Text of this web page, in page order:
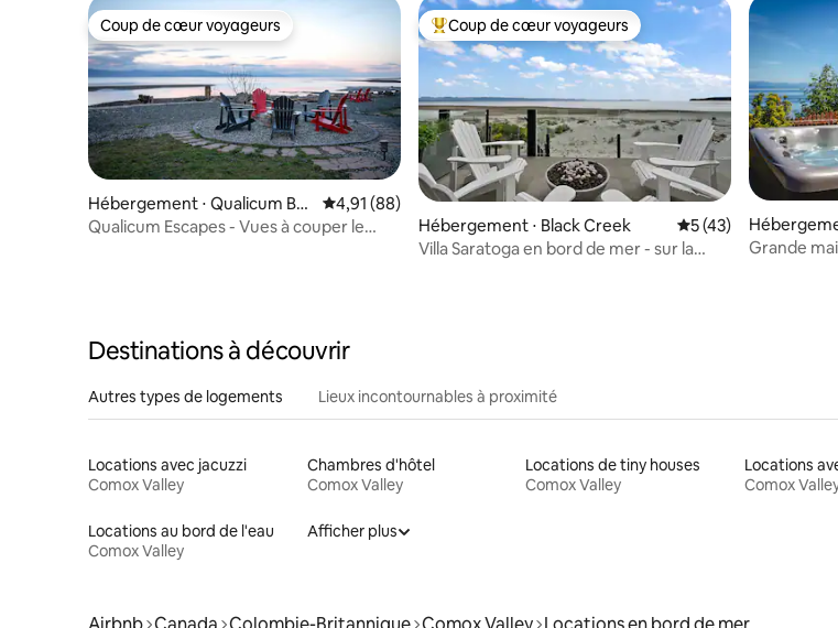
Coup de cœur voyageurs
Coup de cœur voyageurs
Hébergement ⋅ Qualicum Be
ach
Évaluation moyenne sur la base de 88 commentaires : 4,91 sur 5
4,91 (88)
Qualicum Escapes - Vues à couper le
Coups de cœur voyageurs les plus appréciés
Coup de cœur voyageurs
Hébergement ⋅ Black Creek Évaluation moyenne
5 (43)
Villa Saratoga en bord de mer - sur la
er
Grande
Destinations à découvrir
Autres types de logements Lieux incontournables à proximité
Locations avec jacuzzi
Comox Valley
Chambres d'hôtel
Comox Valley
Locations de tiny houses
Comox Valley
Comox
Locations au bord de l'eau
Comox Valley
Afficher plus